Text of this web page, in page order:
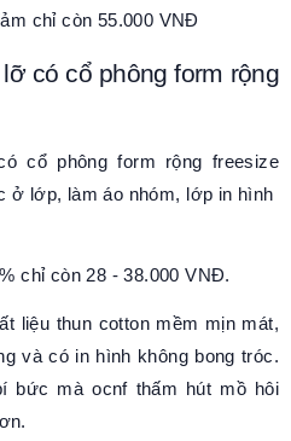
chỉ còn 55.000 VNĐ
có cổ phông form rộng
cổ phông form rộng freesize
ở lớp, làm áo nhóm, lớp in hình
chỉ còn 28 - 38.000 VNĐ.
liệu thun cotton mềm mịn mát,
và có in hình không bong tróc.
bức mà ocnf thấm hút mồ hôi